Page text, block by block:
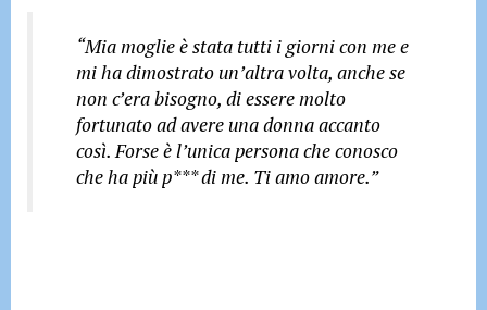
“Mia moglie è stata tutti i giorni con me e
mi ha dimostrato un’altra volta, anche se
non c’era bisogno, di essere molto
fortunato ad avere una donna accanto
così. Forse è l’unica persona che conosco
che ha più p*** di me. Ti amo amore.”